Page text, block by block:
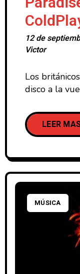
12 de
Victor
Los
disco a la
año saldrá a
es el título
estudio.
que
LEER
MÚSICA